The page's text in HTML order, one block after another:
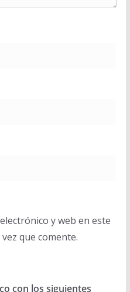
y web en este
que comente.
con los siguientes